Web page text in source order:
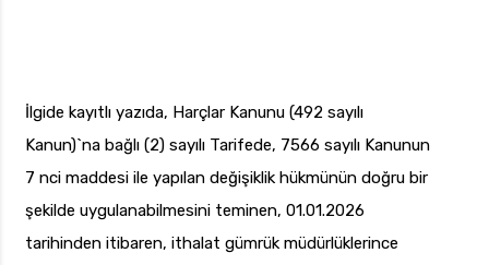
İlgide kayıtlı yazıda, Harçlar Kanunu (492 sayılı
Kanun)`na bağlı (2) sayılı Tarifede, 7566 sayılı Kanunun
7 nci maddesi ile yapılan değişiklik hükmünün doğru bir
şekilde uygulanabilmesini teminen, 01.01.2026
tarihinden itibaren, ithalat gümrük müdürlüklerince